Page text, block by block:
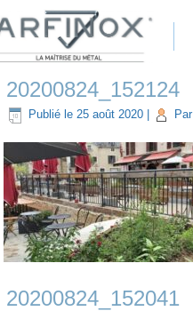
20200824_152124
Publié le 25 août 2020 Par
20200824_152041